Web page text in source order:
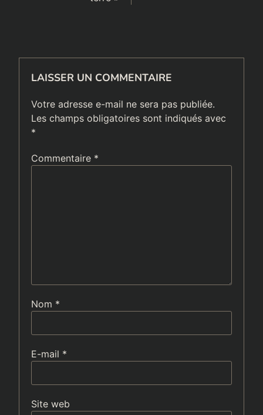
LAISSER UN COMMENTAIRE
Votre adresse e-mail ne sera pas publiée.
Les champs obligatoires sont indiqués avec
*
Commentaire *
Nom *
E-mail *
Site web